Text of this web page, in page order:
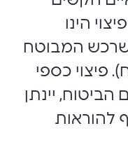
הינו
המבוטח
פיצוי כספי
100% מסכום הביטוח, יינתן
להוראות